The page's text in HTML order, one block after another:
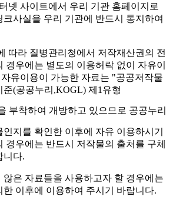
넷 사이트에서 우리 기관 홈페이지로
사실을 우리 기관에 반드시 통지하여
따라 질병관리청에서 저작재산권의 전
경우에는 별도의 이용허락 없이 자유이
유이용이 가능한 자료는 "공공저작물
(공공누리,KOGL) 제1유형
부착하여 개방하고 있으므로 공공누리
지를 확인한 이후에 자유 이용하시기
경우에는 반드시 저작물의 출처를 구체
니다.
않은 자료들을 사용하고자 할 경우에는
이후에 이용하여 주시기 바랍니다.